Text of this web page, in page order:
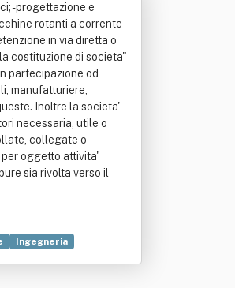
- progettazione e
rotanti a corrente
in via diretta o
costituzione di societa"
partecipazione od
manufatturiere,
Inoltre la societa'
necessaria, utile o
collegate o
per oggetto attivita'
sia rivolta verso il
Ingegneria